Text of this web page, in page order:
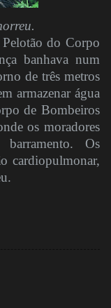
do Corpo
banhava num
de três metros
armazenar água
de Bombeiros
os moradores
Os
cardiopulmonar,